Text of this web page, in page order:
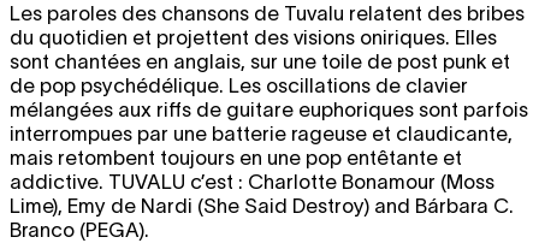
Les paroles des chansons de Tuvalu relatent des bribes
du quotidien et projettent des visions oniriques. Elles
sont chantées en anglais, sur une toile de post punk et
de pop psychédélique. Les oscillations de clavier
mélangées aux riffs de guitare euphoriques sont parfois
interrompues par une batterie rageuse et claudicante,
mais retombent toujours en une pop entêtante et
addictive. TUVALU c’est : Charlotte Bonamour (Moss
Lime), Emy de Nardi (She Said Destroy) and Bárbara C.
Branco (PEGA).